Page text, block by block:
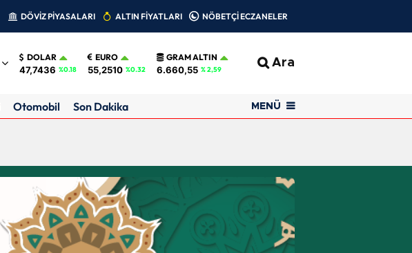
DÖVİZ PİYASALARI ALTIN FİYATLARI NÖBETÇİ ECZANELER
DOLAR
47,7436 %0.18
EURO
55,2510 %0.32
GRAM ALTIN
6.660,55 % 2,59 Ara
Otomobil Son Dakika MENÜ